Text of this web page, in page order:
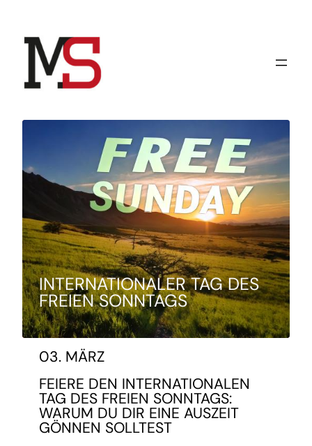
springen
INTERNATIONALER TAG DES
FREIEN SONNTAGS
03. MÄRZ
FEIERE DEN INTERNATIONALEN
TAG DES FREIEN SONNTAGS:
WARUM DU DIR EINE AUSZEIT
GÖNNEN SOLLTEST